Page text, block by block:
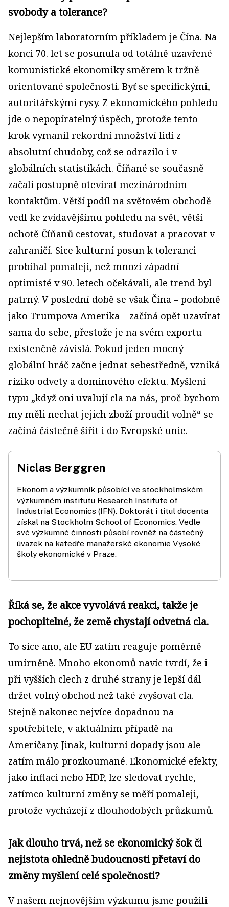
svobody a tolerance?
Nejlepším laboratorním příkladem je Čína. Na
konci 70. let se posunula od totálně uzavřené
komunistické ekonomiky směrem k tržně
orientované společnosti. Byť se specifickými,
autoritářskými rysy. Z ekonomického pohledu
jde o nepopíratelný úspěch, protože tento
krok vymanil rekordní množství lidí z
absolutní chudoby, což se odrazilo i v
globálních statistikách. Číňané se současně
začali postupně otevírat mezinárodním
kontaktům. Větší podíl na světovém obchodě
vedl ke zvídavějšímu pohledu na svět, větší
ochotě Číňanů cestovat, studovat a pracovat v
zahraničí. Sice kulturní posun k toleranci
probíhal pomaleji, než mnozí západní
optimisté v 90. letech očekávali, ale trend byl
patrný. V poslední době se však Čína – podobně
jako Trumpova Amerika – začíná opět uzavírat
sama do sebe, přestože je na svém exportu
existenčně závislá. Pokud jeden mocný
globální hráč začne jednat sebestředně, vzniká
riziko odvety a dominového efektu. Myšlení
typu „když oni uvalují cla na nás, proč bychom
my měli nechat jejich zboží proudit volně“ se
začíná částečně šířit i do Evropské unie.
Niclas Berggren
Ekonom a výzkumník působící ve stockholmském
výzkumném institutu Research Institute of
Industrial Economics (IFN). Doktorát i titul docenta
získal na Stockholm School of Economics. Vedle
své výzkumné činnosti působí rovněž na částečný
úvazek na katedře manažerské ekonomie Vysoké
školy ekonomické v Praze.
Říká se, že akce vyvolává reakci, takže je
pochopitelné, že země chystají odvetná cla.
To sice ano, ale EU zatím reaguje poměrně
umírněně. Mnoho ekonomů navíc tvrdí, že i
při vyšších clech z druhé strany je lepší dál
držet volný obchod než také zvyšovat cla.
Stejně nakonec nejvíce dopadnou na
spotřebitele, v aktuálním případě na
Američany. Jinak, kulturní dopady jsou ale
zatím málo prozkoumané. Ekonomické efekty,
jako inflaci nebo HDP, lze sledovat rychle,
zatímco kulturní změny se měří pomaleji,
protože vycházejí z dlouhodobých průzkumů.
Jak dlouho trvá, než se ekonomický šok či
nejistota ohledně budoucnosti přetaví do
změny myšlení celé společnosti?
V našem nejnovějším výzkumu jsme použili